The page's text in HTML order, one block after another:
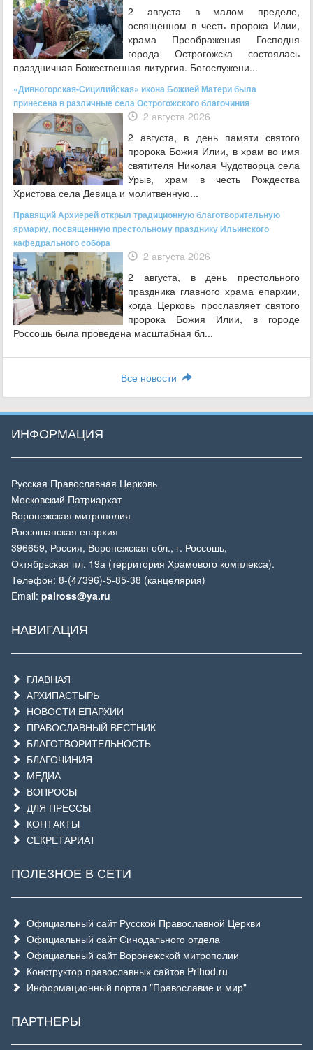
2 августа в малом пределе,
освященном в честь пророка Илии,
храма Преображения Господня
города Острогожска состоялась
праздничная Божественная литургия. Богослужени...
«Дивногорская-Сицилийская» икона Божией Матери была
принесена в различные села Острогожского благочиния
2 августа 2026
2 августа, в день памяти святого
пророка Божия Илии, в храм во имя
святителя Николая Чудотворца села
Урыв, храм в честь Рождества
Христова села Девица и молитвенную...
Правящий Архиерей открыл традиционную благотворительную
ярмарку, посвященную престольному празднику Ильинского
кафедрального собора
2 августа 2026
2 августа, в день престольного
праздника главного храма епархии,
когда Церковь прославляет святого
пророка Божия Илии, в городе
Россошь была проведена масштабная бл...
Все новости
ИНФОРМАЦИЯ
Русская Православная Церковь
Московский Патриархат
Воронежская митрополия
Россошанская епархия
396659, Россия, Воронежская обл., г. Россошь,
Октябрьская пл. 19а (территория Храмового комплекса).
Телефон: 8-(47396)-5-85-38 (канцелярия)
Email: palross@ya.ru
НАВИГАЦИЯ
ГЛАВНАЯ
АРХИПАСТЫРЬ
НОВОСТИ ЕПАРХИИ
ПРАВОСЛАВНЫЙ ВЕСТНИК
БЛАГОТВОРИТЕЛЬНОСТЬ
БЛАГОЧИНИЯ
МЕДИА
ВОПРОСЫ
ДЛЯ ПРЕССЫ
КОНТАКТЫ
СЕКРЕТАРИАТ
ПОЛЕЗНОЕ В СЕТИ
Официальный сайт Русской Православной Церкви
Официальный сайт Синодального отдела
Официальный сайт Воронежской митрополии
Конструктор православных сайтов Prihod.ru
Информационный портал "Православие и мир"
ПАРТНЕРЫ